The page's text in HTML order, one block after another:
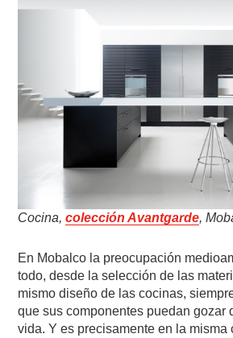
Cocina,colección Avantgarde,
En Mobalco la preocupación
todo, desde la selección de las
mismo diseño de las cocinas,
que sus componentes puedan gozar
vida. Y es precisamente en la misma